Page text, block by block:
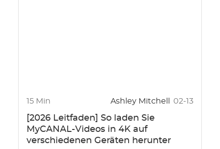
15 Min Ashley Mitchell 02-13
[2026 Leitfaden] So laden Sie
MyCANAL-Videos in 4K auf
verschiedenen Geräten herunter